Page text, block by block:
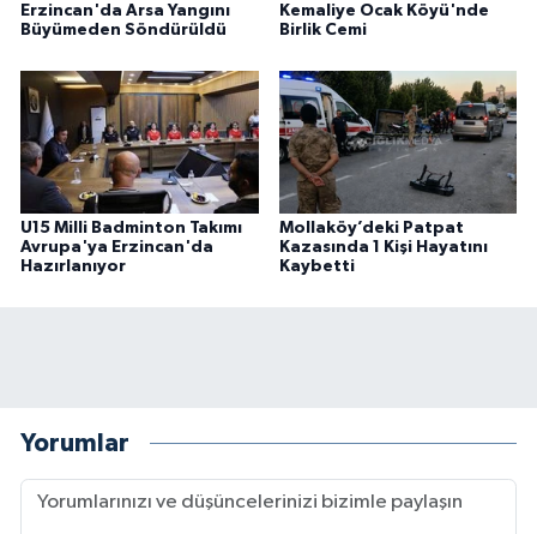
Erzincan'da Arsa Yangını
Büyümeden Söndürüldü
Kemaliye Ocak Köyü'nde
Birlik Cemi
U15 Milli Badminton Takımı
Avrupa'ya Erzincan'da
Hazırlanıyor
Mollaköy’deki Patpat
Kazasında 1 Kişi Hayatını
Kaybetti
Yorumlar